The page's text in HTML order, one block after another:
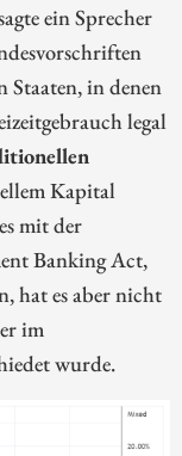
ein Sprecher
Staaten, in denen
legal
Kapital
mit der
Banking Act,
hat es aber nicht
im
wurde.